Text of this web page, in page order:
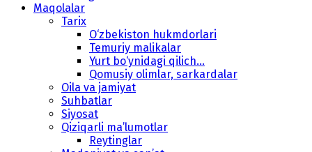
Maqolalar
Tarix
O‘zbekiston hukmdorlari
Temuriy malikalar
Yurt bo‘ynidagi qilich...
Qomusiy olimlar, sarkardalar
Oila va jamiyat
Suhbatlar
Siyosat
Qiziqarli ma’lumotlar
Reytinglar